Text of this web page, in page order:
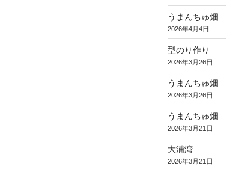
うまんちゅ畑
2026年4月4日
型のり作り
2026年3月26日
うまんちゅ畑
2026年3月26日
うまんちゅ畑
2026年3月21日
大浦湾
2026年3月21日